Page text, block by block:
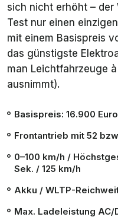
sich nicht erhöht – der
Test nur einen
mit einem Basispreis
das günstigste
man Leichtfahrzeuge
ausnimmt).
Basispreis: 16.900
Frontantrieb mit 52
0–100 km/h /
Sek. / 125 km/h
Akku / WLTP-
Max. Ladeleistung